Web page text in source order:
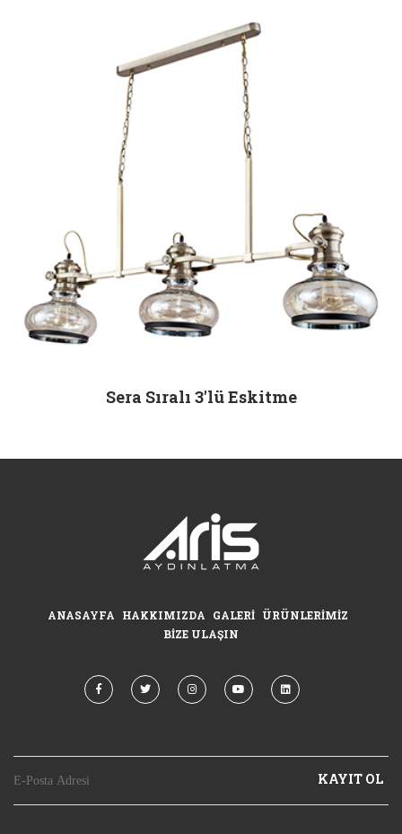
Sera Sıralı 3'lü Eskitme
ANASAYFA HAKKIMIZDA GALERI ÜRÜNLERIMIZ
BIZE ULAŞIN
KAYIT OL